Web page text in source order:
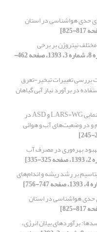
حدی هواشناسی در استان
نیتروژن بر برخی
[دوره 8، شماره 3، 1393، صفحه 462-
بررسی تغییرات تبخیر-تعرق
در برآورد نیاز آبی گیاهان
مقایسه دو مدل ریزمقیاس نمایی LARS-WG و ASD در
و در وضعیت‌های آب و هوائی
بهره‌وری در مصرف آب
بر رشد ریشه و اندام‌های
هواشناسی در استان
برآوردهای بیلان انرژی،